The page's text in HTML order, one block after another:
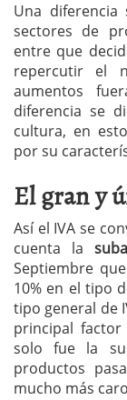
Una
sectores de
entre que
repercutir el
aumentos
diferencia se
cultura, en
por su
El gran y
Así el IVA se
cuenta la
Septiembre
10% en el tipo
tipo general de
principal
solo fue la
productos
mucho más